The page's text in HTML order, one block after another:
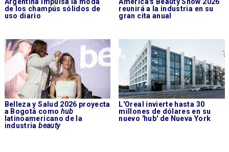
de los champús sólidos de
uso diario
reunirá a la industria en su
gran cita anual
Belleza y Salud 2026 proyecta
a Bogotá como hub
latinoamericano de la
industria beauty
L'Oreal invierte hasta 30
millones de dólares en su
nuevo 'hub' de Nueva York